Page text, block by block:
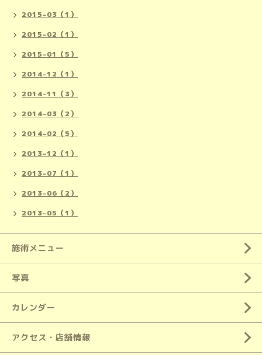
2015-03（1）
2015-02（1）
2015-01（5）
2014-12（1）
2014-11（3）
2014-03（2）
2014-02（5）
2013-12（1）
2013-07（1）
2013-06（2）
2013-05（1）
施術メニュー
写真
カレンダー
アクセス・店舗情報